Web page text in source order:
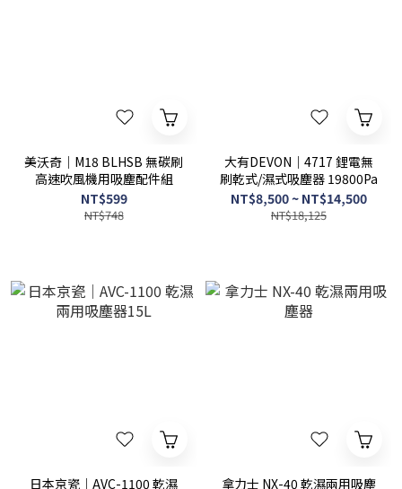
美沃奇｜M18 BLHSB 無碳刷
高速吹風機用吸塵配件組
NT$599
NT$748
大有DEVON｜4717 鋰電無
刷乾式/濕式吸塵器 19800Pa
NT$8,500 ~ NT$14,500
NT$18,125
日本京瓷｜AVC-1100 乾濕
拿力士 NX-40 乾濕兩用吸塵